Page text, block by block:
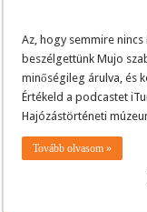
Az, hogy semmire
beszélgettünk Mujo
minőségileg árulva, és
Értékeld a podcastet
Hajózástörténeti
Tovább olvasom »